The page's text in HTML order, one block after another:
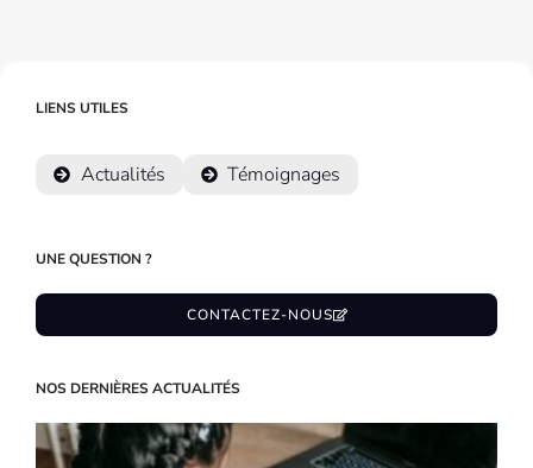
LIENS UTILES
Actualités Témoignages
UNE QUESTION ?
CONTACTEZ-NOUS
NOS DERNIÈRES ACTUALITÉS